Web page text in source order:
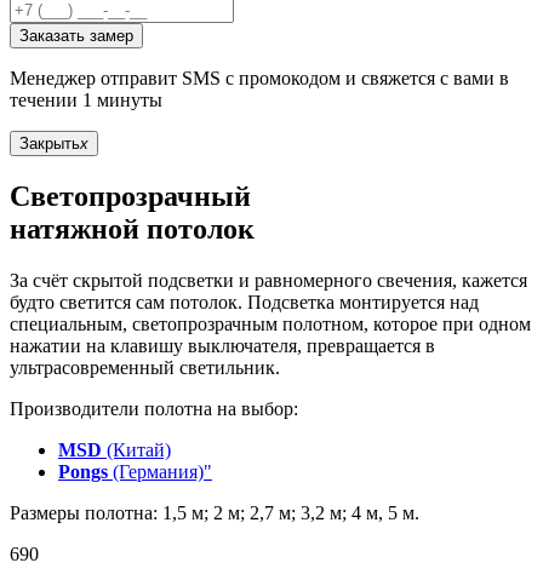
Заказать замер
Менеджер отправит SMS с промокодом и свяжется с вами в
течении 1 минуты
Закрытьx
Светопрозрачный
натяжной потолок
За счёт скрытой подсветки и равномерного свечения, кажется
будто светится сам потолок. Подсветка монтируется над
специальным, светопрозрачным полотном, которое при одном
нажатии на клавишу выключателя, превращается в
ультрасовременный светильник.
Производители полотна на выбор:
MSD (Китай)
Pongs (Германия)"
Размеры полотна: 1,5 м; 2 м; 2,7 м; 3,2 м; 4 м, 5 м.
690